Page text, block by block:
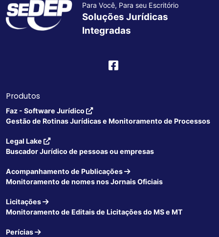
Para Você, Para seu Escritório
Soluções Jurídicas
Integradas
Produtos
Faz - Software Jurídico
Gestão de Rotinas Jurídicas e Monitoramento de Processos
Legal Lake
Buscador Jurídico de pessoas ou empresas
Acompanhamento de Publicações
Monitoramento de nomes nos Jornais Oficiais
Licitações
Monitoramento de Editais de Licitações do MS e MT
Perícias